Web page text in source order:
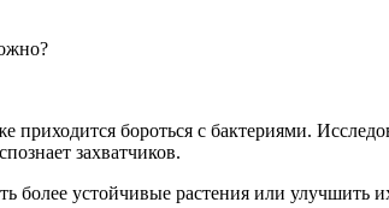
приходится бороться с бактериями.
захватчиков.
более устойчивые растения или